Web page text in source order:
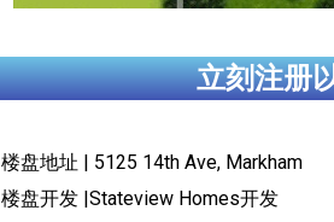
立刻注册
楼盘地址 | 5125 14th Ave, Markham
楼盘开发 |Stateview Homes开发